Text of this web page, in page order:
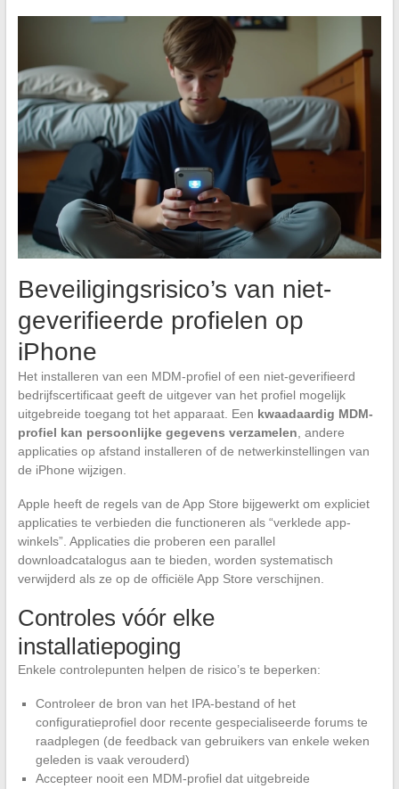
Beveiligingsrisico’s van niet-
geverifieerde profielen op
iPhone
Het installeren van een MDM-profiel of een niet-geverifieerd
bedrijfscertificaat geeft de uitgever van het profiel mogelijk
uitgebreide toegang tot het apparaat. Een kwaadaardig MDM-
profiel kan persoonlijke gegevens verzamelen, andere
applicaties op afstand installeren of de netwerkinstellingen van
de iPhone wijzigen.
Apple heeft de regels van de App Store bijgewerkt om expliciet
applicaties te verbieden die functioneren als “verklede app-
winkels”. Applicaties die proberen een parallel
downloadcatalogus aan te bieden, worden systematisch
verwijderd als ze op de officiële App Store verschijnen.
Controles vóór elke
installatiepoging
Enkele controlepunten helpen de risico’s te beperken:
Controleer de bron van het IPA-bestand of het
configuratieprofiel door recente gespecialiseerde forums te
raadplegen (de feedback van gebruikers van enkele weken
geleden is vaak verouderd)
Accepteer nooit een MDM-profiel dat uitgebreide